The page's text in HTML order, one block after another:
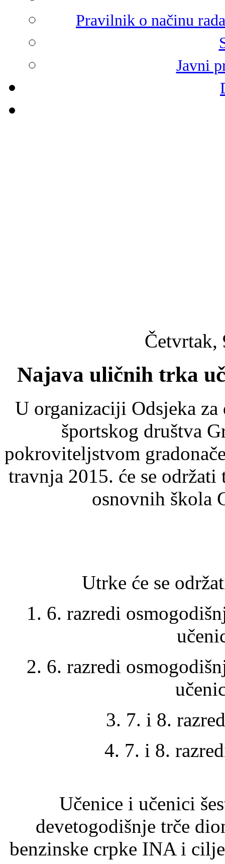
Pravilnik o načinu
Javni
Četvrtak,
Najava uličnih trka
U organizaciji Odsjeka
športskog društva
pokroviteljstvom
travnja 2015. će se
osnovnih škola
Utrke će se
1. 6. razredi
2. 6. razredi
3. 7. i 8.
4. 7. i 8.
Učenice i učenici
devetogodišnje trče
benzinske crpke INA i